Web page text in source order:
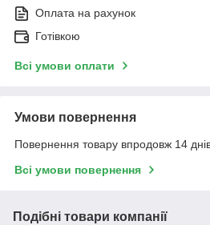
Оплата на рахунок
Готівкою
Всі умови оплати
Умови повернення
Повернення товару впродовж 14
Всі умови повернення
Подібні товари компанії